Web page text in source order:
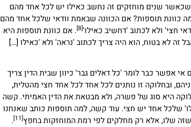
שנים מוחזקים זה נחשב כאילו יש לכל אחד מהם
כוונת תוספות? אם הכוונה שבאמת וודאי שלכל אחד מהם
חצי' ולא לכתוב 'דחשיב כאילו'[8]
. אם כוונת תוספות היא
זה לא בטוח, הוא היה צריך לכתוב 'נראה' ולא 'כאילו […]
אפשר כבר לומר 'כל דאלים גבר' כיוון שבית הדין צריך
ובחלוקה זו נותנים לכל אחד לכל אחד חצי מהטלית,
היא סוג של פשרה, ולא מבטאת את הדין האמיתי. קשה
שלכל אחד יש חצי. עוד קשה, למה תוספות כותב שאנחנו
שלו, אלא רק מחלקים לפי רמת המוחזקות בחפץ[11]
.